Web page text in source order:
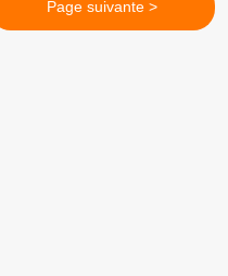
Page suivante >